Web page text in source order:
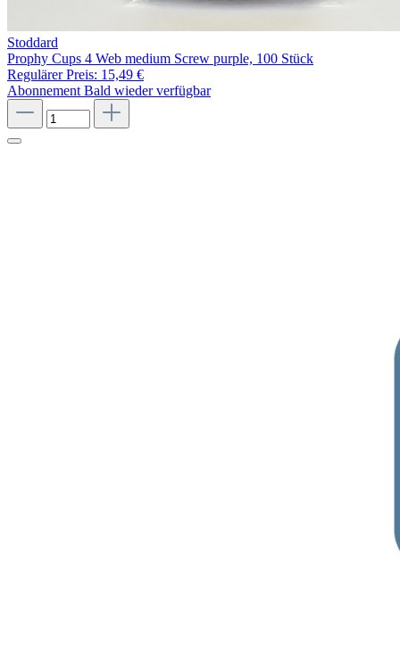
Stoddard
Prophy Cups 4 Web medium Screw purple, 100 Stück
Regulärer Preis: 15,49 €
Abonnement Bald wieder verfügbar